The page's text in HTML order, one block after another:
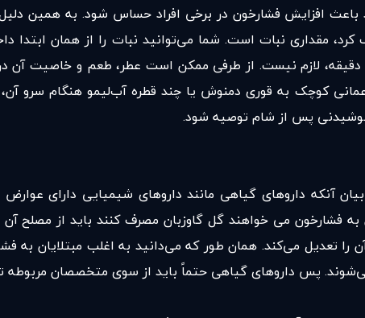
باعث افزایش فشارخون در برخی افراد حساس شود. به همین
مقداری نبات است. شما می‌توانید نبات را از همان ابتدا
طعم نوشیدنی‌تان ترکیب شود. گل گاوزبان، گلبرگ خالص است و دم کردن آن بیش از 10 دقیقه، لازم نیست. از طرفی
کوچک به قوری دمنوش یا چند قطره آب‌لیمو هنگام سرو
پس از شام توصیه شود.
آنکه داروهای گیاهی مانند داروهای شیمیایی دارای
به فشارخون می خواهند گل گاوزبان مصرف کنند باید از
را تعدیل می‌کند. همان طور که می‌دانید به اغلب مبتلایان به
پس داروهای گیاهی حتماً باید از سوی متخصصان مربوطه